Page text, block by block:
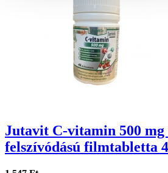
Jutavit C-vitamin 500
felszívódású filmtabletta